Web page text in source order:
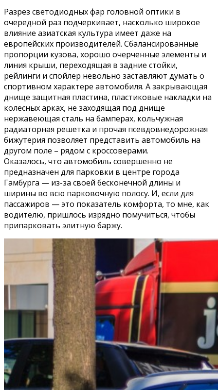
Разрез светодиодных фар головной оптики в
очередной раз подчеркивает, насколько широкое
влияние азиатская культура имеет даже на
европейских производителей. Сбалансированные
пропорции кузова, хорошо очерченные элементы и
линия крыши, переходящая в задние стойки,
рейлинги и спойлер невольно заставляют думать о
спортивном характере автомобиля. А закрывающая
днище защитная пластина, пластиковые накладки на
колесных арках, не заходящая под днище
нержавеющая сталь на бамперах, кольчужная
радиаторная решетка и прочая псевдовнедорожная
бижутерия позволяет представить автомобиль на
другом поле – рядом с кроссоверами.
Оказалось, что автомобиль совершенно не
предназначен для парковки в центре города
Гамбурга — из-за своей бесконечной длины и
ширины во всю парковочную полосу. И, если для
пассажиров — это показатель комфорта, то мне, как
водителю, пришлось изрядно помучиться, чтобы
припарковать элитную баржу.